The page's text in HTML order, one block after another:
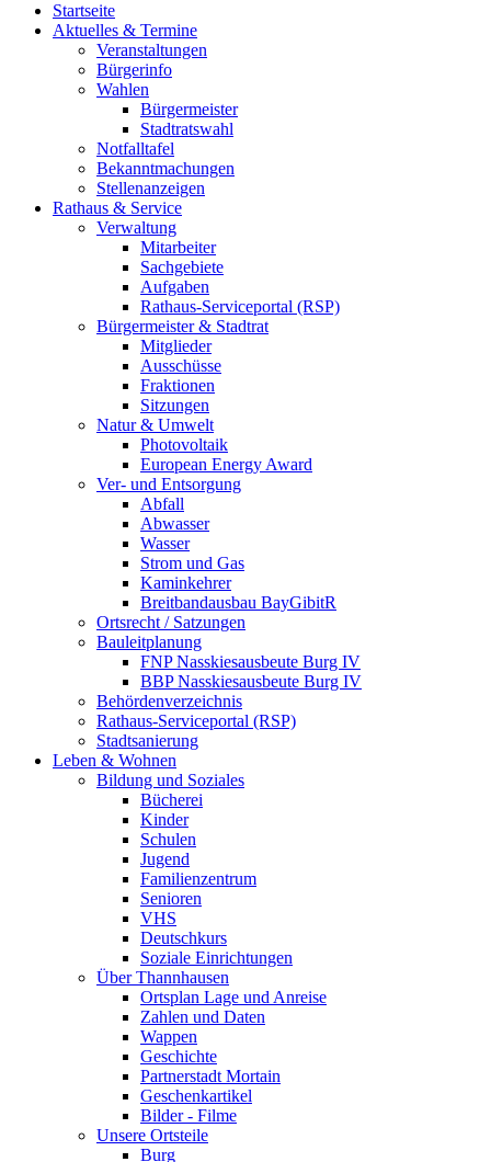
Startseite
Aktuelles & Termine
Veranstaltungen
Bürgerinfo
Wahlen
Bürgermeister
Stadtratswahl
Notfalltafel
Bekanntmachungen
Stellenanzeigen
Rathaus & Service
Verwaltung
Mitarbeiter
Sachgebiete
Aufgaben
Rathaus-Serviceportal (RSP)
Bürgermeister & Stadtrat
Mitglieder
Ausschüsse
Fraktionen
Sitzungen
Natur & Umwelt
Photovoltaik
European Energy Award
Ver- und Entsorgung
Abfall
Abwasser
Wasser
Strom und Gas
Kaminkehrer
Breitbandausbau BayGibitR
Ortsrecht / Satzungen
Bauleitplanung
FNP Nasskiesausbeute Burg IV
BBP Nasskiesausbeute Burg IV
Behördenverzeichnis
Rathaus-Serviceportal (RSP)
Stadtsanierung
Leben & Wohnen
Bildung und Soziales
Bücherei
Kinder
Schulen
Jugend
Familienzentrum
Senioren
VHS
Deutschkurs
Soziale Einrichtungen
Über Thannhausen
Ortsplan Lage und Anreise
Zahlen und Daten
Wappen
Geschichte
Partnerstadt Mortain
Geschenkartikel
Bilder - Filme
Unsere Ortsteile
Burg